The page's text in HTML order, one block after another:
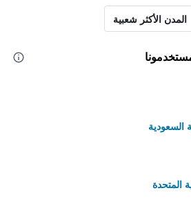
المدن الأكثر شعبية
السعودية
المتحدة